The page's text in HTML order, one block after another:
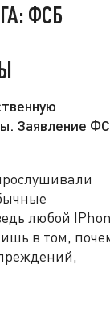
ФСБ
Заявление
любой
в том,